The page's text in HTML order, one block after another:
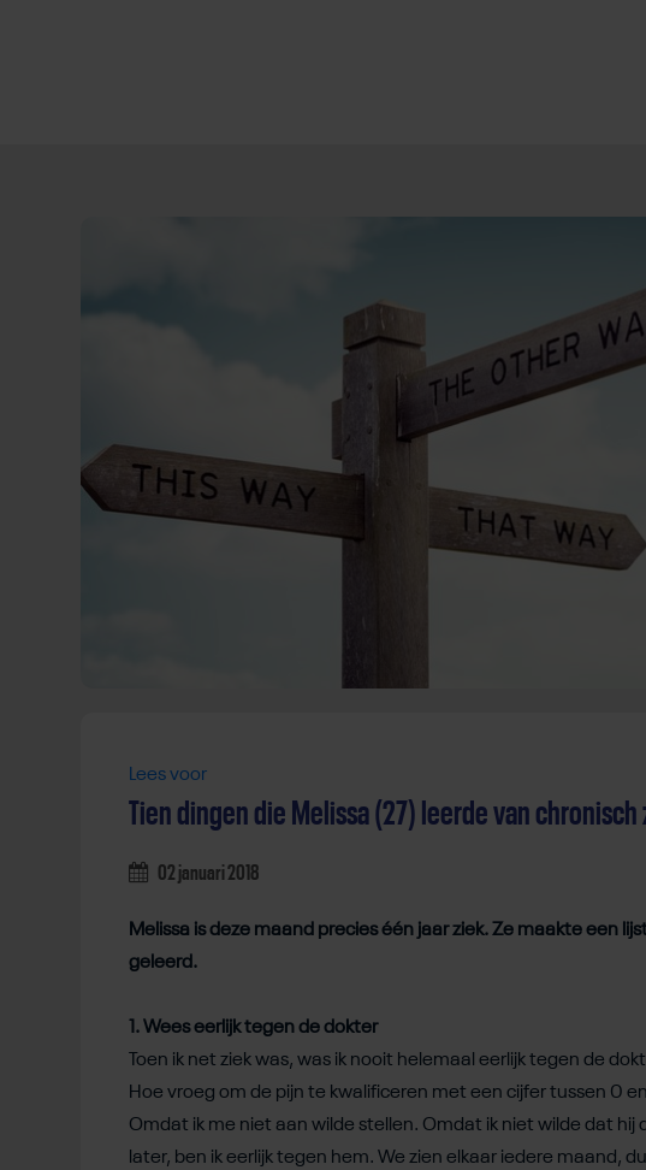
content
Lees voor
Tien dingen die Melissa (27) leerde van chronisch
02 januari 2018
Melissa is deze maand precies één jaar ziek. Ze maakte een
geleerd.
1. Wees eerlijk tegen de dokter
Toen ik net ziek was, was ik nooit helemaal eerlijk tegen de
Hoe vroeg om de pijn te kwalificeren met een cijfer tussen 0
Omdat ik me niet aan wilde stellen. Omdat ik niet wilde dat
later, ben ik eerlijk tegen hem. We zien elkaar iedere maand,